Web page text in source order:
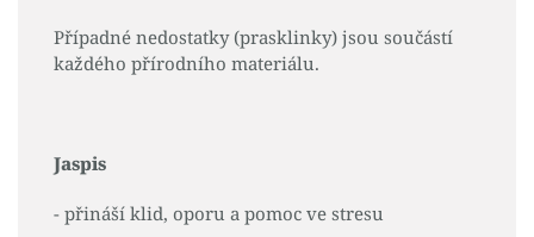
Případné nedostatky (prasklinky) jsou součástí
každého přírodního materiálu.
Jaspis
- přináší klid, oporu a pomoc ve stresu